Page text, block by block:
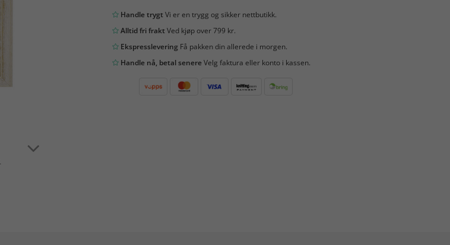
Handle trygtVi er en trygg og sikker nettbutikk.
Alltid fri fraktVed kjøp over 799 kr.
EkspressleveringFå pakken din allerede i morgen.
Handle nå, betal senereVelg faktura eller konto i kassen.